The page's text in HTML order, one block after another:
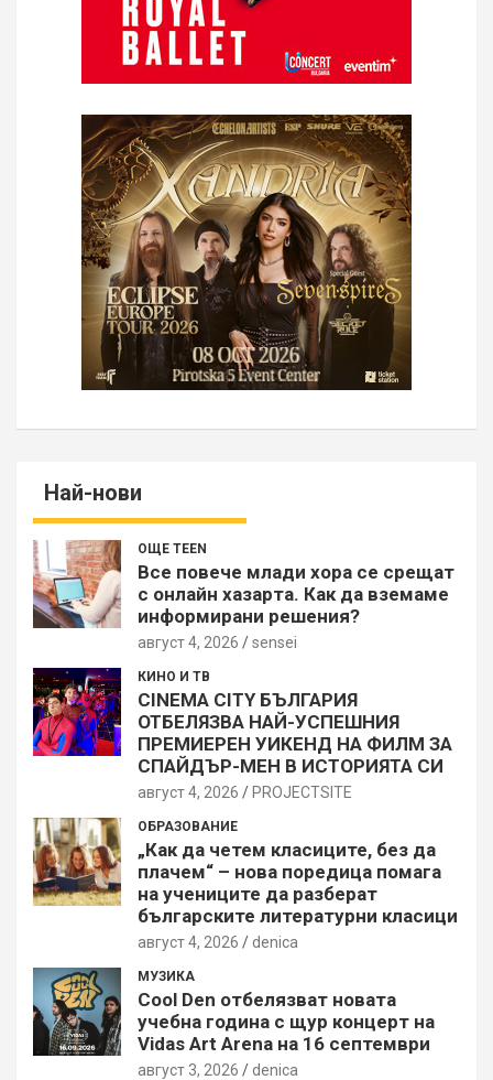
Най-нови
ОЩЕ TEEN
Все повече млади хора се срещат
с онлайн хазарта. Как да вземаме
информирани решения?
август 4, 2026 sensei
КИНО И ТВ
CINEMA CITY БЪЛГАРИЯ
ОТБЕЛЯЗВА НАЙ-УСПЕШНИЯ
ПРЕМИЕРЕН УИКЕНД НА ФИЛМ ЗА
СПАЙДЪР-МЕН В ИСТОРИЯТА СИ
август 4, 2026 PROJECTSITЕ
ОБРАЗОВАНИЕ
„Как да четем класиците, без да
плачем“ – нова поредица помага
на учениците да разберат
българските литературни класици
август 4, 2026 denica
МУЗИКА
Cool Den отбелязват новата
учебна година с щур концерт на
Vidas Art Arena на 16 септември
август 3, 2026 denica